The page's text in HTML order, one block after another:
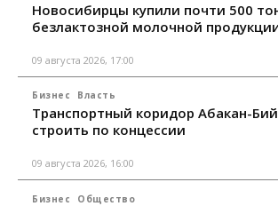
Новосибирцы купили почти 500
безлактозной молочной
09 августа 2026, 17:00
Бизнес Власть
Транспортный коридор Абакан-
строить по концессии
09 августа 2026, 16:00
Бизнес Общество